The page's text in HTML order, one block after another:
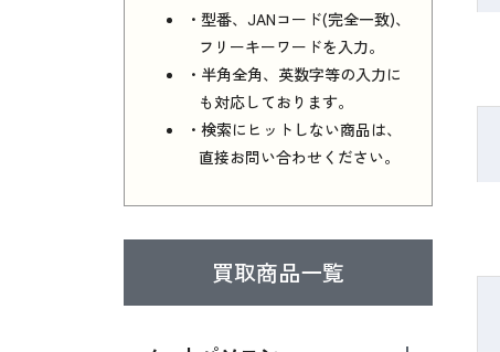
・型番、JANコード(完全一致)、
フリーキーワードを入力。
・半角全角、英数字等の入力に
も対応しております。
・検索にヒットしない商品は、
直接お問い合わせください。
買取商品一覧